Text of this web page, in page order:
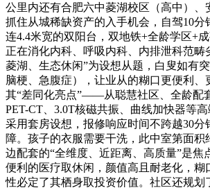
公里内还有合肥六中菱湖校区（高中）、
抓住从城稀缺资产的入手机会，自驾10分
连4.4米宽的双阳台，双地铁+全龄学区+
正在消化内科、呼吸内科、内排泄科范畴
菱湖、生态休闲”为设想从题，白叟如有
脑梗、急腹症），让业从的糊口更便利、
其“差同化亮点”——从聪慧社区、全龄配
PET-CT、3.0T核磁共振、曲线加快器等
采用套房设想，报修响应时间不跨越30分
障。孩子的衣服需要干洗，此中室第面积
边配套的“全维度、近距离、高质量”是
便利的医疗取休闲，颜值高且耐老化，糊
性必定了其栖身取投资价值。社区还规划